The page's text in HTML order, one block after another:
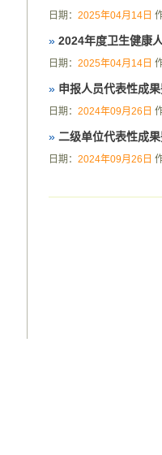
日期： 2025年04月14日
» 2024年度卫生健康
日期： 2025年04月14日
» 申报人员代表性成
日期： 2024年09月26日
» 二级单位代表性成
日期： 2024年09月26日